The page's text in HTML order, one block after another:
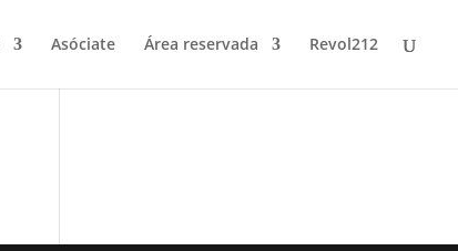
Asóciate Área reservada Revol212